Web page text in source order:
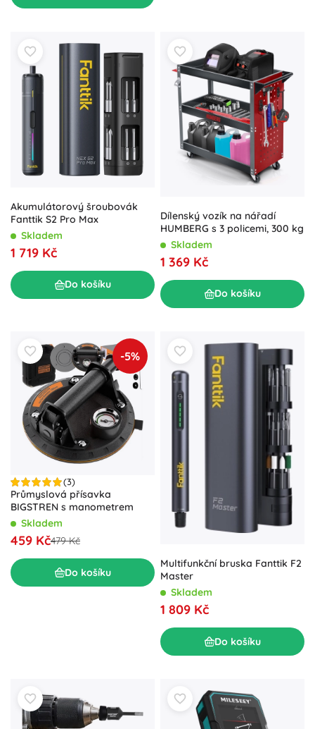
Akumulátorový šroubovák
Fanttik S2 Pro Max
Skladem
1 719 Kč
Do košíku
Dílenský vozík na nářadí
HUMBERG s 3 policemi, 300 kg
Skladem
1 369 Kč
Do košíku
-5%
(3)
Průmyslová přísavka
BIGSTREN s manometrem
Skladem
459 Kč479 Kč
Do košíku
Multifunkční bruska Fanttik F2
Master
Skladem
1 809 Kč
Do košíku